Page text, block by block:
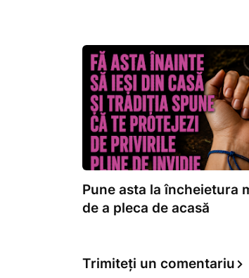
Pune asta la încheietura
de a pleca de acasă
Trimiteți un comentariu